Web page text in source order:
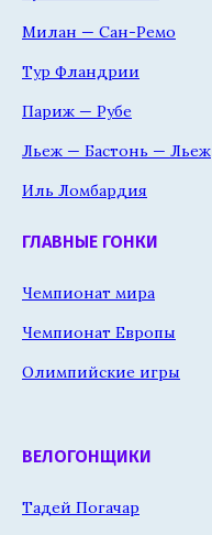
Милан — Сан-Ремо
Тур Фландрии
Париж — Рубе
Льеж — Бастонь — Льеж
Иль Ломбардия
ГЛАВНЫЕ ГОНКИ
Чемпионат мира
Чемпионат Европы
Олимпийские игры
ВЕЛОГОНЩИКИ
Тадей Погачар